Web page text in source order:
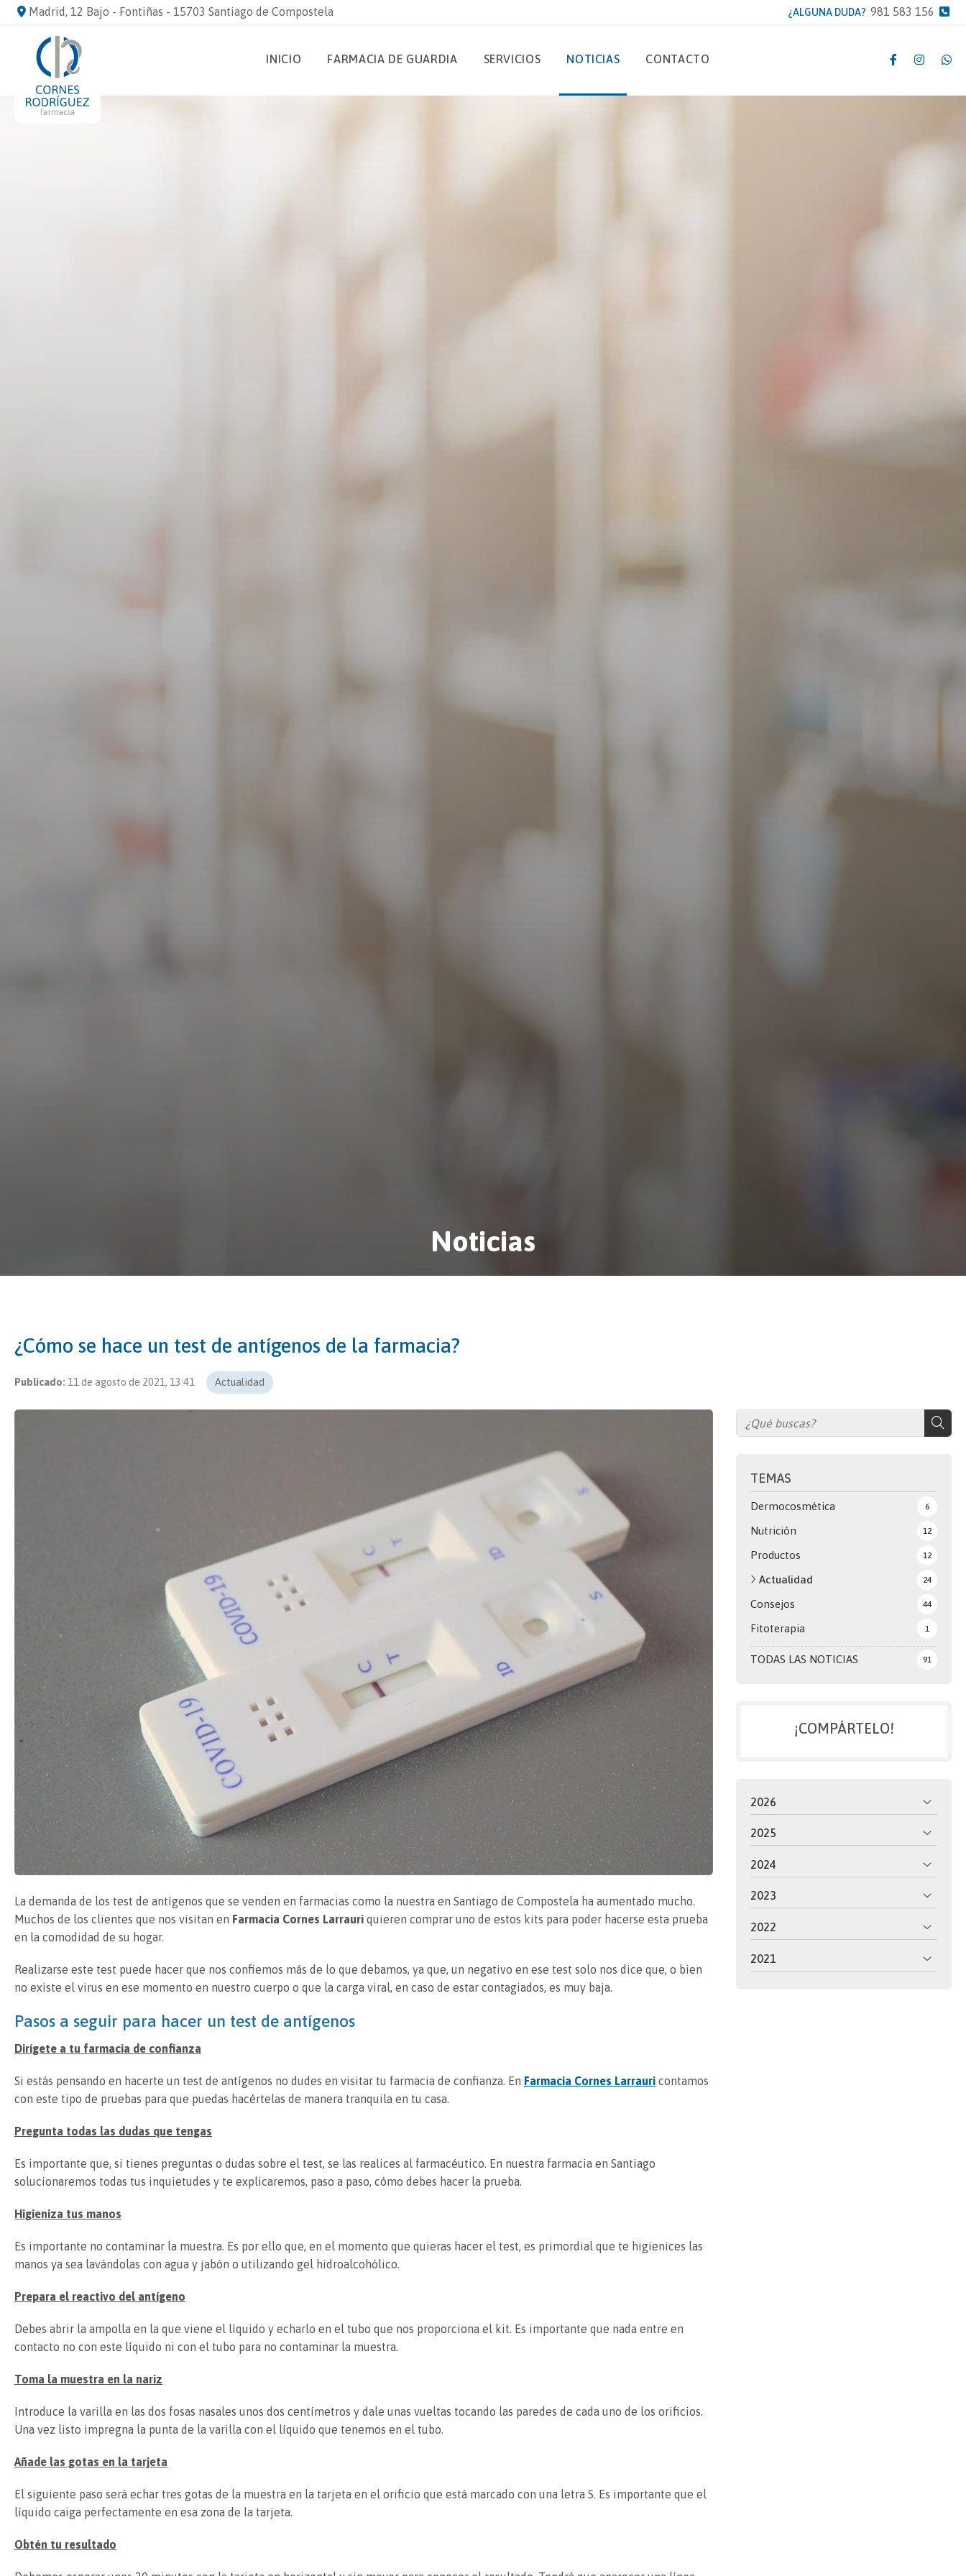
Madrid, 12 Bajo - Fontiñas - 15703 Santiago de Compostela ¿ALGUNA DUDA? 981 583 156
INICIO FARMACIA DE GUARDIA SERVICIOS NOTICIAS CONTACTO
Noticias
¿Cómo se hace un test de antígenos de la farmacia?
Publicado: 11 de agosto de 2021, 13:41 Actualidad
TEMAS
TODAS LAS NOTICIAS 91
Dermocosmética 6
Nutrición 12
Productos 12
Actualidad 24
Consejos 44
Fitoterapia 1
La demanda de los test de antígenos que se venden en farmacias como la nuestra en Santiago de Compostela ha aumentado mucho.
Muchos de los clientes que nos visitan en Farmacia Cornes Larrauri quieren comprar uno de estos kits para poder hacerse esta prueba
en la comodidad de su hogar.
Realizarse este test puede hacer que nos confiemos más de lo que debamos, ya que, un negativo en ese test solo nos dice que, o bien
no existe el virus en ese momento en nuestro cuerpo o que la carga viral, en caso de estar contagiados, es muy baja.
Pasos a seguir para hacer un test de antígenos
Dirígete a tu farmacia de confianza
Si estás pensando en hacerte un test de antígenos no dudes en visitar tu farmacia de confianza. En Farmacia Cornes Larrauri contamos
con este tipo de pruebas para que puedas hacértelas de manera tranquila en tu casa.
Pregunta todas las dudas que tengas
Es importante que, si tienes preguntas o dudas sobre el test, se las realices al farmacéutico. En nuestra farmacia en Santiago
solucionaremos todas tus inquietudes y te explicaremos, paso a paso, cómo debes hacer la prueba.
Higieniza tus manos
Es importante no contaminar la muestra. Es por ello que, en el momento que quieras hacer el test, es primordial que te higienices las
manos ya sea lavándolas con agua y jabón o utilizando gel hidroalcohólico.
Prepara el reactivo del antígeno
Debes abrir la ampolla en la que viene el líquido y echarlo en el tubo que nos proporciona el kit. Es importante que nada entre en
contacto no con este líquido ni con el tubo para no contaminar la muestra.
Toma la muestra en la nariz
Introduce la varilla en las dos fosas nasales unos dos centímetros y dale unas vueltas tocando las paredes de cada uno de los orificios.
Una vez listo impregna la punta de la varilla con el líquido que tenemos en el tubo.
Añade las gotas en la tarjeta
El siguiente paso será echar tres gotas de la muestra en la tarjeta en el orificio que está marcado con una letra S. Es importante que el
líquido caiga perfectamente en esa zona de la tarjeta.
Obtén tu resultado
¡COMPÁRTELO!
2026
2025
2024
2023
2022
2021